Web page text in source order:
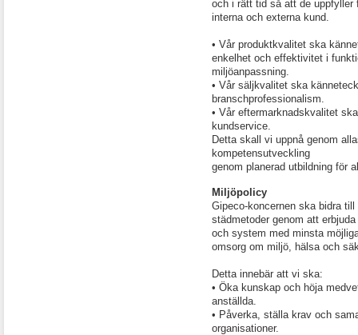
och i rätt tid så att de
interna och externa kund.
• Vår produktkvalitet ska
enkelhet och effektivitet i
miljöanpassning.
• Vår säljkvalitet ska
branschprofessionalism.
• Vår eftermarknadskvalitet
kundservice.
Detta skall vi uppnå genom
kompetensutveckling
genom planerad utbildning för
Miljöpolicy
Gipeco-koncernen ska bidra
städmetoder genom att
och system med minsta
omsorg om miljö, hälsa och
Detta innebär att vi ska:
• Öka kunskap och höja
anställda.
• Påverka, ställa krav och
organisationer.